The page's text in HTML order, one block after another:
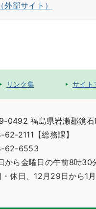
部サイト）
リンク集 サイト
0492 福島県岩瀬郡鏡
2111【総務課】
62-6553
から金曜日の午前8時30
休日、12月29日から1